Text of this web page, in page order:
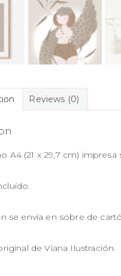
Reviews (0)
A4 (21 x 29,7 cm)
se envía en sobre de
de Viana Ilustración.